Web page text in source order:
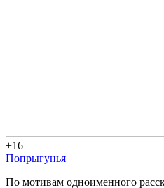
+16
Попрыгунья
По мотивам одноименного